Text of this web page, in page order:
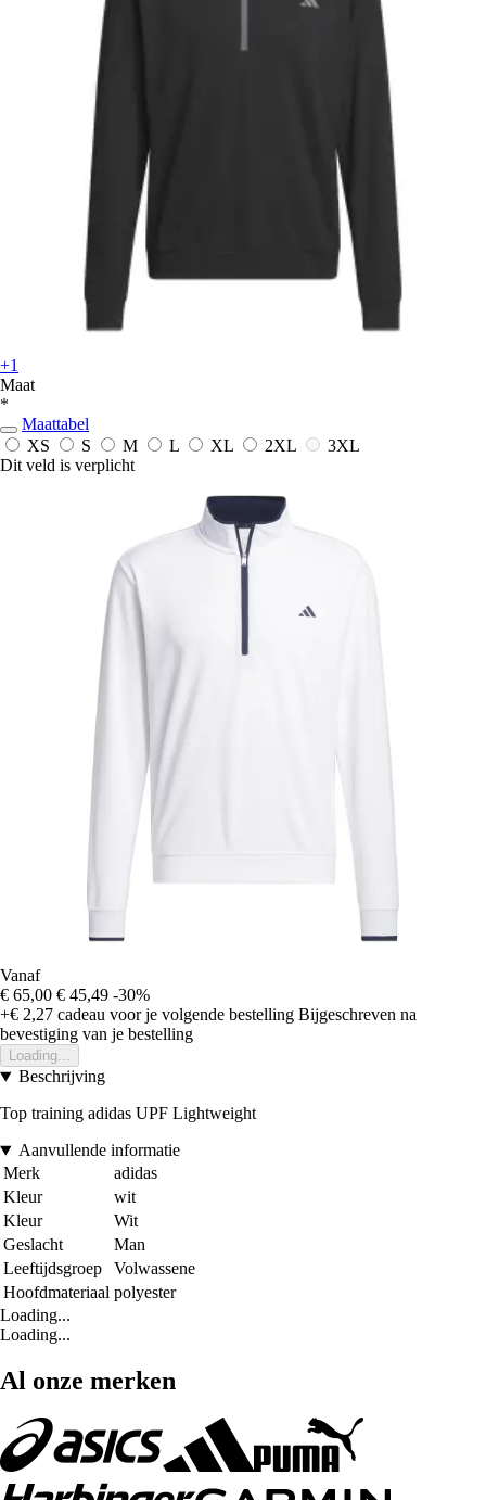
+1
Maat
*
Maattabel
XS
S M L XL 2XL
3XL
Dit veld is verplicht
Vanaf
€ 65,00 € 45,49 -30%
+€ 2,27 cadeau voor je volgende bestelling Bijgeschreven na
bevestiging van je bestelling
Loading...
Beschrijving
Top training adidas UPF Lightweight
Aanvullende informatie
Merk
adidas
Kleur
wit
Kleur
Wit
Geslacht
Man
Leeftijdsgroep
Volwassene
Hoofdmateriaal polyester
Loading...
Loading...
Al onze merken